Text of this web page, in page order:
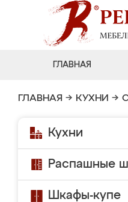
ГЛАВНАЯ
ГЛАВНАЯ → КУХНИ →
Кухни
Распашные
Шкафы-купе